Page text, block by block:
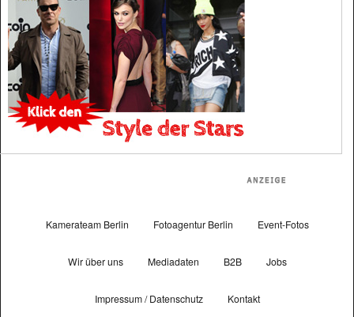
Kamerateam Berlin Fotoagentur Berlin Event-Fotos
Wir über uns Mediadaten B2B Jobs
Impressum / Datenschutz Kontakt